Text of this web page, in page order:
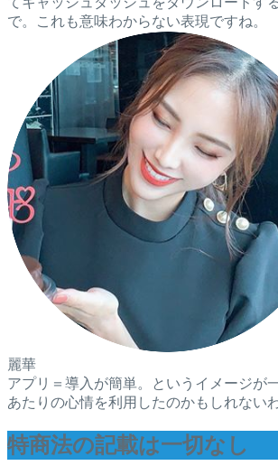
で。これも意味わからない表現ですね。
麗華
アプリ＝導入が簡単。というイメージが
あたりの心情を利用したのかもしれないわ
特商法の記載は一切なし